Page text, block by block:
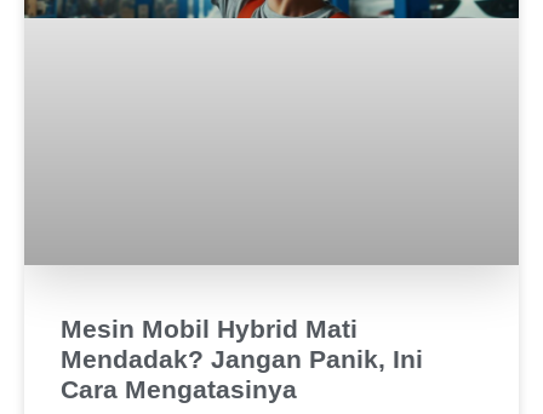
Mesin Mobil Hybrid Mati
Mendadak? Jangan Panik, Ini
Cara Mengatasinya